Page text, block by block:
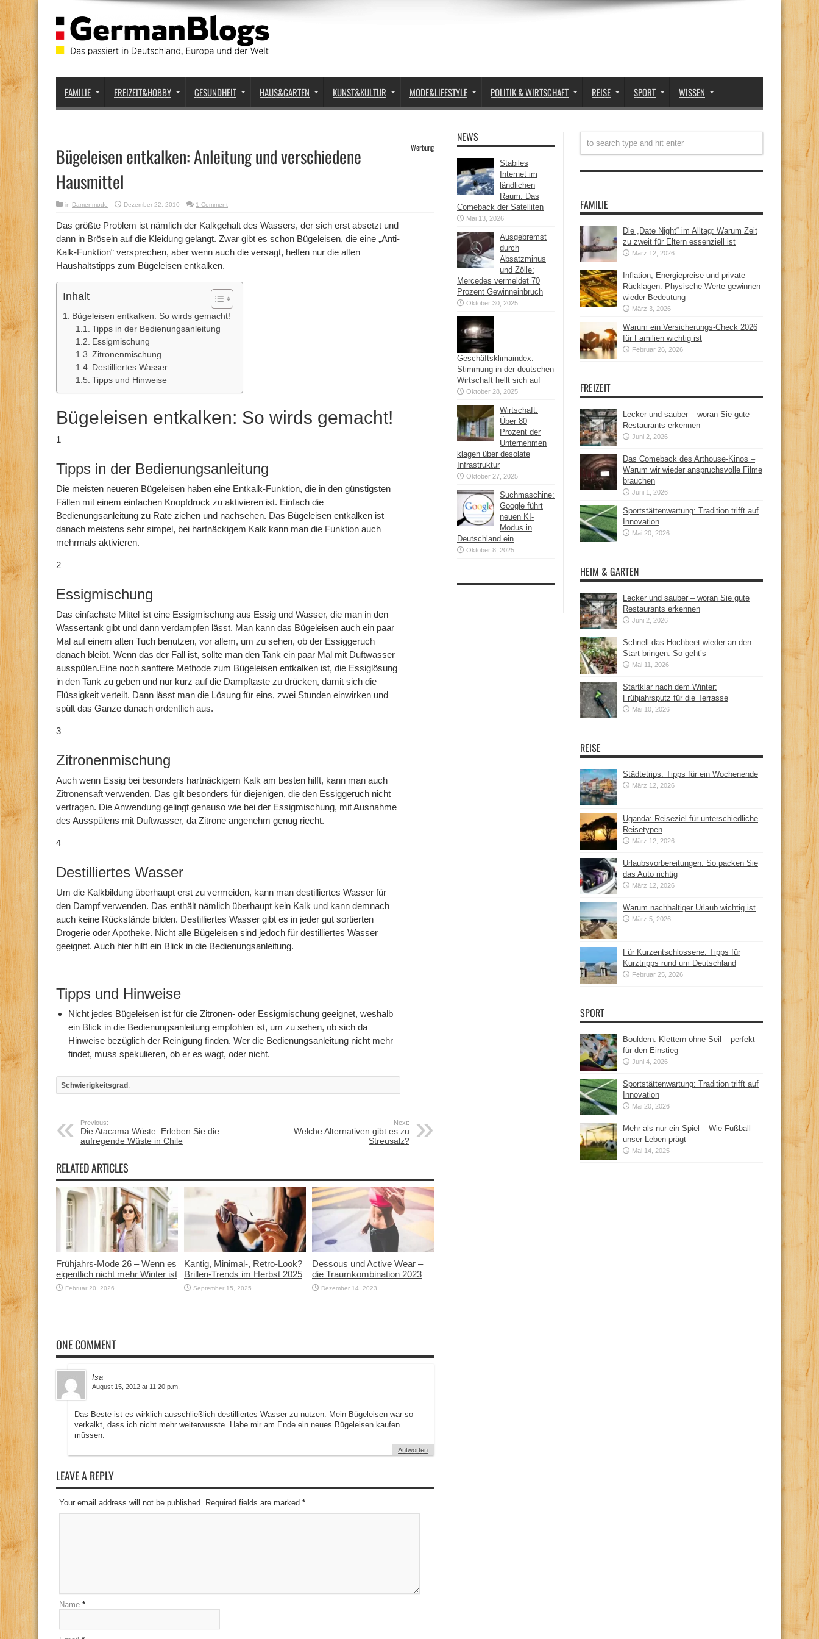
FAMILIE FREIZEIT&HOBBY GESUNDHEIT HAUS&GARTEN KUNST&KULTUR MODE&LIFESTYLE POLITIK & WIRTSCHAFT REISE SPORT WISSEN
Bügeleisen entkalken: Anleitung und verschiedene
Hausmittel
Werbung
in Damenmode Dezember 22, 2010 1 Comment
Das größte Problem ist nämlich der Kalkgehalt des Wassers, der sich erst absetzt und
dann in Bröseln auf die Kleidung gelangt. Zwar gibt es schon Bügeleisen, die eine „Anti-
Kalk-Funktion“ versprechen, aber wenn auch die versagt, helfen nur die alten
Haushaltstipps zum Bügeleisen entkalken.
Inhalt
Bügeleisen entkalken: So wirds gemacht!
Tipps in der Bedienungsanleitung
Essigmischung
Zitronenmischung
Destilliertes Wasser
Tipps und Hinweise
Bügeleisen entkalken: So wirds gemacht!
1
Tipps in der Bedienungsanleitung
Die meisten neueren Bügeleisen haben eine Entkalk-Funktion, die in den günstigsten
Fällen mit einem einfachen Knopfdruck zu aktivieren ist. Einfach die
Bedienungsanleitung zu Rate ziehen und nachsehen. Das Bügeleisen entkalken ist
danach meistens sehr simpel, bei hartnäckigem Kalk kann man die Funktion auch
mehrmals aktivieren.
2
Essigmischung
Das einfachste Mittel ist eine Essigmischung aus Essig und Wasser, die man in den
Wassertank gibt und dann verdampfen lässt. Man kann das Bügeleisen auch ein paar
Mal auf einem alten Tuch benutzen, vor allem, um zu sehen, ob der Essiggeruch
danach bleibt. Wenn das der Fall ist, sollte man den Tank ein paar Mal mit Duftwasser
ausspülen.Eine noch sanftere Methode zum Bügeleisen entkalken ist, die Essiglösung
in den Tank zu geben und nur kurz auf die Dampftaste zu drücken, damit sich die
Flüssigkeit verteilt. Dann lässt man die Lösung für eins, zwei Stunden einwirken und
spült das Ganze danach ordentlich aus.
3
Zitronenmischung
Auch wenn Essig bei besonders hartnäckigem Kalk am besten hilft, kann man auch
Zitronensaft verwenden. Das gilt besonders für diejenigen, die den Essiggeruch nicht
vertragen. Die Anwendung gelingt genauso wie bei der Essigmischung, mit Ausnahme
des Ausspülens mit Duftwasser, da Zitrone angenehm genug riecht.
4
Destilliertes Wasser
Um die Kalkbildung überhaupt erst zu vermeiden, kann man destilliertes Wasser für
den Dampf verwenden. Das enthält nämlich überhaupt kein Kalk und kann demnach
auch keine Rückstände bilden. Destilliertes Wasser gibt es in jeder gut sortierten
Drogerie oder Apotheke. Nicht alle Bügeleisen sind jedoch für destilliertes Wasser
geeignet. Auch hier hilft ein Blick in die Bedienungsanleitung.
Tipps und Hinweise
Nicht jedes Bügeleisen ist für die Zitronen- oder Essigmischung geeignet, weshalb
ein Blick in die Bedienungsanleitung empfohlen ist, um zu sehen, ob sich da
Hinweise bezüglich der Reinigung finden. Wer die Bedienungsanleitung nicht mehr
findet, muss spekulieren, ob er es wagt, oder nicht.
Schwierigkeitsgrad :
Previous:
Die Atacama Wüste: Erleben Sie die
aufregende Wüste in Chile
Next:
Welche Alternativen gibt es zu
Streusalz?
RELATED ARTICLES
Frühjahrs-Mode 26 – Wenn es
eigentlich nicht mehr Winter ist
Februar 20, 2026
Kantig, Minimal-, Retro-Look?
Brillen-Trends im Herbst 2025
September 15, 2025
Dessous und Active Wear –
die Traumkombination 2023
Dezember 14, 2023
ONE COMMENT
Isa
August 15, 2012 at 11:20 p.m.
Das Beste ist es wirklich ausschließlich destilliertes Wasser zu nutzen. Mein Bügeleisen war so
verkalkt, dass ich nicht mehr weiterwusste. Habe mir am Ende ein neues Bügeleisen kaufen
müssen.
Antworten
LEAVE A REPLY
Your email address will not be published. Required fields are marked *
Name *
NEWS
Stabiles
Internet im
ländlichen
Raum: Das
Comeback der Satelliten
Mai 13, 2026
Ausgebremst
durch
Absatzminus
und Zölle:
Mercedes vermeldet 70
Prozent Gewinneinbruch
Oktober 30, 2025
Geschäftsklimaindex:
Stimmung in der deutschen
Wirtschaft hellt sich auf
Oktober 28, 2025
Wirtschaft:
Über 80
Prozent der
Unternehmen
klagen über desolate
Infrastruktur
Oktober 27, 2025
Suchmaschine:
Google führt
neuen KI-
Modus in
Deutschland ein
Oktober 8, 2025
FAMILIE
Die „Date Night“ im Alltag: Warum Zeit
zu zweit für Eltern essenziell ist
März 12, 2026
Inflation, Energiepreise und private
Rücklagen: Physische Werte gewinnen
wieder Bedeutung
März 3, 2026
Warum ein Versicherungs-Check 2026
für Familien wichtig ist
Februar 26, 2026
FREIZEIT
Lecker und sauber – woran Sie gute
Restaurants erkennen
Juni 2, 2026
Das Comeback des Arthouse-Kinos –
Warum wir wieder anspruchsvolle Filme
brauchen
Juni 1, 2026
Sportstättenwartung: Tradition trifft auf
Innovation
Mai 20, 2026
HEIM & GARTEN
Lecker und sauber – woran Sie gute
Restaurants erkennen
Juni 2, 2026
Schnell das Hochbeet wieder an den
Start bringen: So geht’s
Mai 11, 2026
Startklar nach dem Winter:
Frühjahrsputz für die Terrasse
Mai 10, 2026
REISE
Städtetrips: Tipps für ein Wochenende
März 12, 2026
Uganda: Reiseziel für unterschiedliche
Reisetypen
März 12, 2026
Urlaubsvorbereitungen: So packen Sie
das Auto richtig
März 12, 2026
Warum nachhaltiger Urlaub wichtig ist
März 5, 2026
Für Kurzentschlossene: Tipps für
Kurztripps rund um Deutschland
Februar 25, 2026
SPORT
Bouldern: Klettern ohne Seil – perfekt
für den Einstieg
Juni 4, 2026
Sportstättenwartung: Tradition trifft auf
Innovation
Mai 20, 2026
Mehr als nur ein Spiel – Wie Fußball
unser Leben prägt
Mai 14, 2025